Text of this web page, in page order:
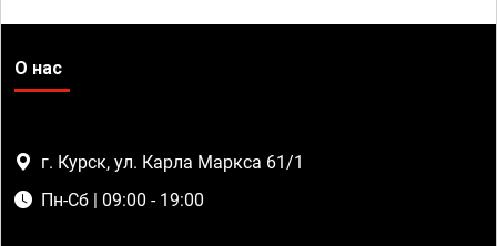
О нас
г. Курск, ул. Карла Маркса 61/1
Пн-Сб | 09:00 - 19:00